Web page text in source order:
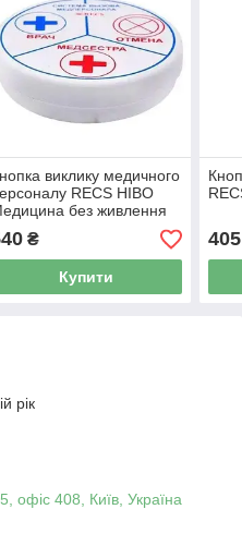
виклику медичного
RECS HIBO
без живлення
₴
Купити
405
рік
офіс 408, Київ, Україна